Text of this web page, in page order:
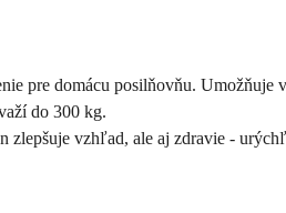
pre domácu posilňovňu.
do 300 kg.
vzhľad, ale aj zdravie -